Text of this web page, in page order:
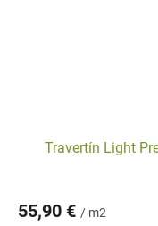
Travertín Light
55,90 € / m2